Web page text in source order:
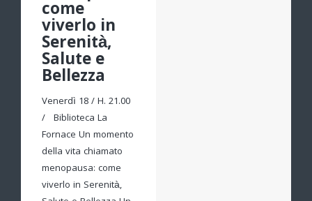
come
viverlo in
Serenità,
Salute e
Bellezza
Venerdì 18 / H. 21.00
/ Biblioteca La
Fornace Un momento
della vita chiamato
menopausa: come
viverlo in Serenità,